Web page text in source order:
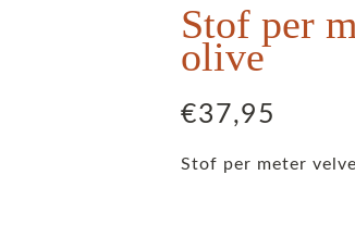
Stof per
olive
€37,95
Stof per meter